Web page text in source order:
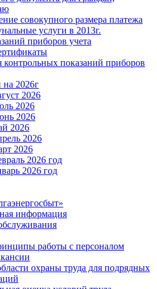
совокупного размера платежа
услуги в 2013г.
приборов учета
контрольных показаний приборов
на 2026г
2026
2026
2026
2026
2026
2026
2026 год
2026 год
информация
работы с персоналом
охраны труда для подрядных